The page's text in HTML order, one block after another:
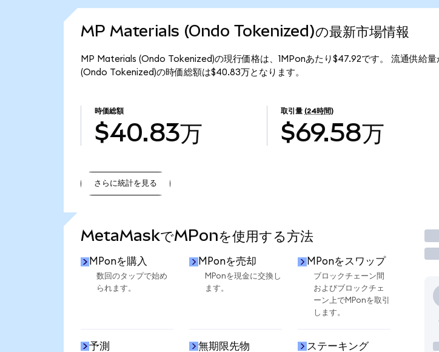
MP Materials (Ondo Tokenized)の最新市場情報
MP Materials (Ondo Tokenized)の現行価格は、1MPonあたり$47.92です。 流通供給
(Ondo Tokenized)の時価総額は$40.83万となります。
時価総額
$40.83万
取引量 (24時間)
$69.58万
さらに統計を見る
MetaMaskでMPonを使用する方法
MPonを購入
数回のタップで始め
られます。
MPonを売却
MPonを現金に交換し
ます。
MPonをスワップ
ブロックチェーン間
およびブロックチェ
ーン上でMPonを取引
します。
予測 無期限先物 ステーキング